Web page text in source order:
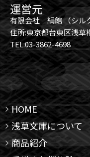
運営元
有限会社 絹館 （シル
住所:東京都台東区浅草
TEL:03-3862-4698
HOME
浅草文庫について
商品紹介